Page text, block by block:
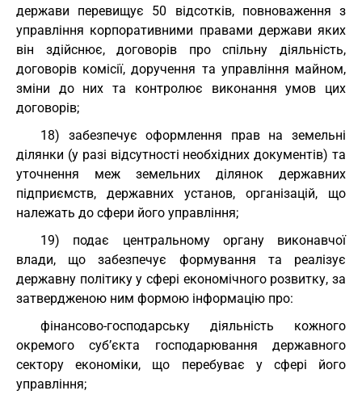
держави перевищує 50 відсотків, повноваження з
управління корпоративними правами держави яких
він здійснює, договорів про спільну діяльність,
договорів комісії, доручення та управління майном,
зміни до них та контролює виконання умов цих
договорів;
18) забезпечує оформлення прав на земельні
ділянки (у разі відсутності необхідних документів) та
уточнення меж земельних ділянок державних
підприємств, державних установ, організацій, що
належать до сфери його управління;
19) подає центральному органу виконавчої
влади, що забезпечує формування та реалізує
державну політику у сфері економічного розвитку, за
затвердженою ним формою інформацію про:
фінансово-господарську діяльність кожного
окремого суб’єкта господарювання державного
сектору економіки, що перебуває у сфері його
управління;